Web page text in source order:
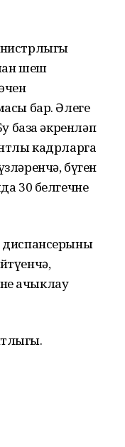
шеш
бар. Әлеге
база әкренләп
кадрларга
бүген
30 белгечнең
ачыклау